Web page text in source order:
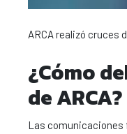
ARCA realizó cruces
¿Cómo
de ARCA?
Las comunicaciones